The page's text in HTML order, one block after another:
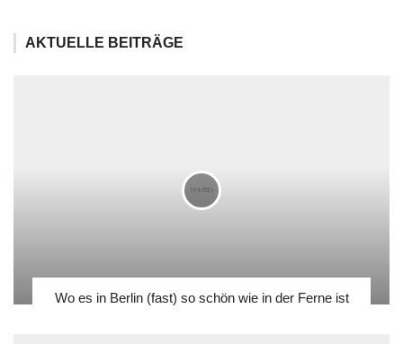
AKTUELLE BEITRÄGE
Wo es in Berlin (fast) so schön wie in der Ferne ist